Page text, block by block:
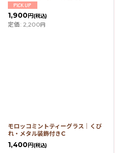
1,900円 (税込)
定価: 2,200 円
モロッコミントティーグラス｜くび
れ・メタル装飾付きC
1,400円 (税込)